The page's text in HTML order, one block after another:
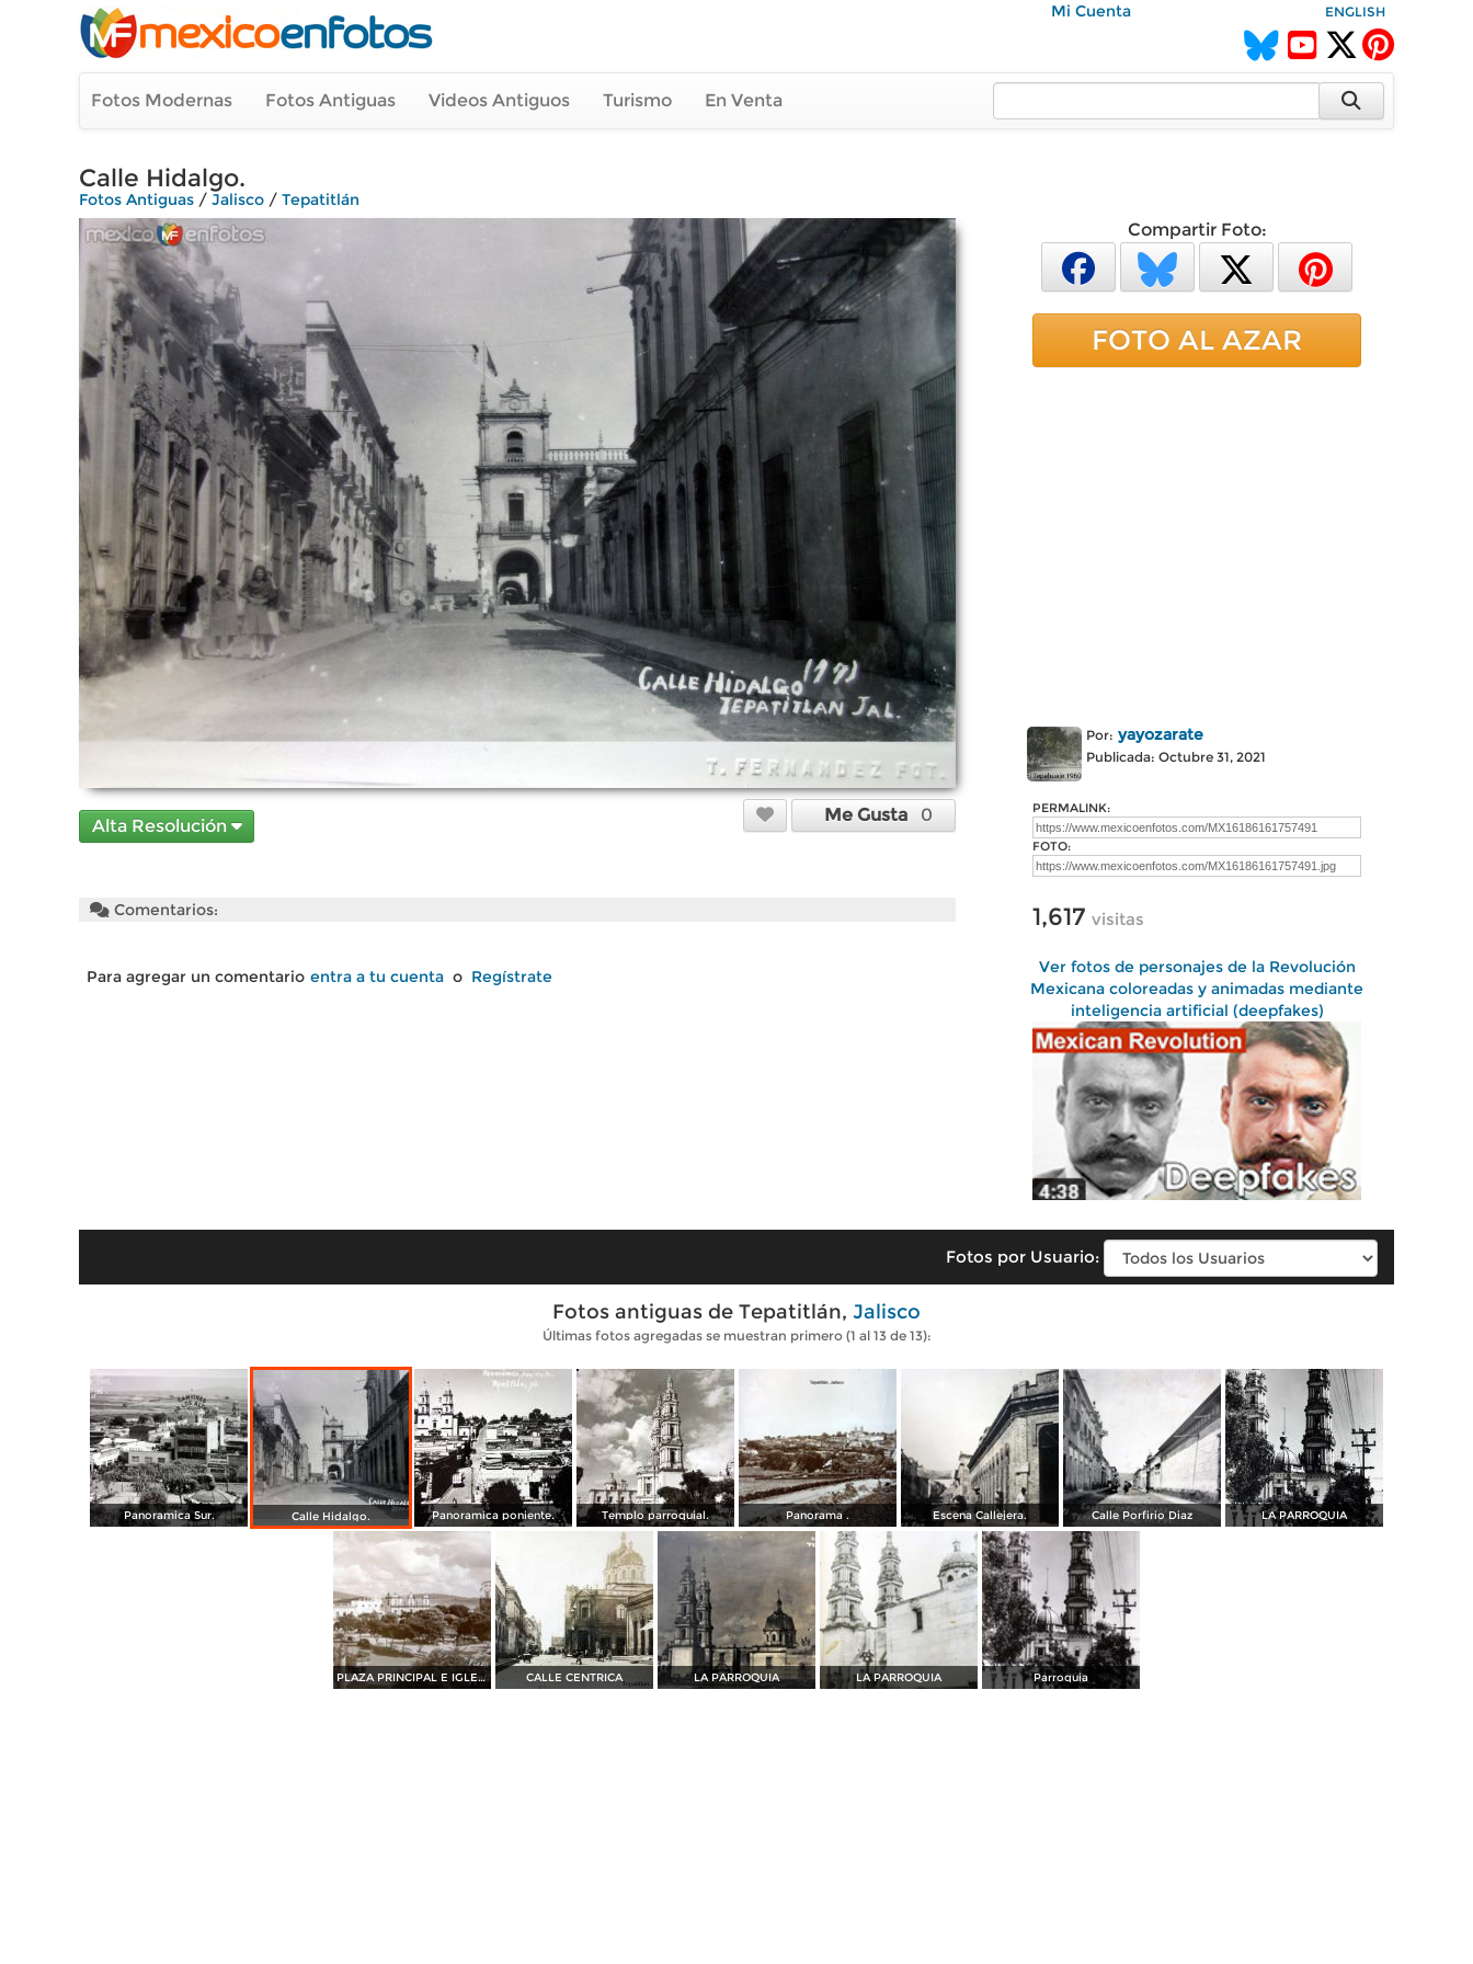
Mi Cuenta ENGLISH
Fotos Modernas Fotos Antiguas Videos Antiguos Turismo En Venta
Calle Hidalgo.
Fotos Antiguas / Jalisco / Tepatitlán
Alta Resolución
Me Gusta 0
Comentarios:
Para agregar un comentario entra a tu cuenta o Regístrate
Compartir Foto:
FOTO AL AZAR
Por: yayozarate
Publicada: Octubre 31, 2021
PERMALINK:
FOTO:
1,617 visitas
Ver fotos de personajes de la Revolución
Mexicana coloreadas y animadas mediante
inteligencia artificial (deepfakes)
Fotos por Usuario:
Fotos antiguas de Tepatitlán, Jalisco
Últimas fotos agregadas se muestran primero (1 al 13 de 13):
Panoramica Sur. Calle Hidalgo. Panoramica poniente. Templo parroquial. Panorama . Escena Callejera. Calle Porfirio Diaz LA PARROQUIA
PLAZA PRINCIPAL E IGLESIA CALLE CENTRICA LA PARROQUIA LA PARROQUIA Parroquia